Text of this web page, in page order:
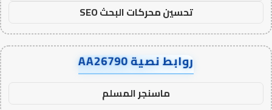
تحسين محركات البحث SEO
روابط نصية AA26790
ماسنجر المسلم